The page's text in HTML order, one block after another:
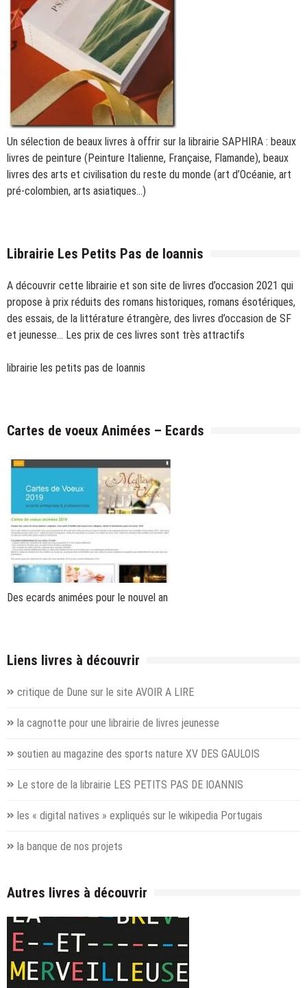
Un sélection de beaux livres à offrir sur la librairie SAPHIRA : beaux
livres de peinture (Peinture Italienne, Française, Flamande), beaux
livres des arts et civilisation du reste du monde (art d’Océanie, art
pré-colombien, arts asiatiques…)
Librairie Les Petits Pas de Ioannis
A découvrir cette librairie et son site de livres d’occasion 2021 qui
propose à prix réduits des romans historiques, romans ésotériques,
des essais, de la littérature étrangère, des livres d’occasion de SF
et jeunesse… Les prix de ces livres sont très attractifs
librairie les petits pas de Ioannis
Cartes de voeux Animées – Ecards
Des ecards animées pour le nouvel an
Liens livres à découvrir
critique de Dune sur le site AVOIR A LIRE
la cagnotte pour une librairie de livres jeunesse
soutien au magazine des sports nature XV DES GAULOIS
Le store de la librairie LES PETITS PAS DE IOANNIS
les « digital natives » expliqués sur le wikipedia Portugais
la banque de nos projets
Autres livres à découvrir